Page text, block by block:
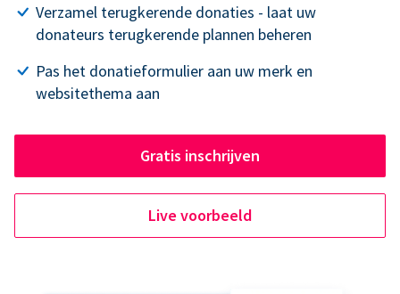
Verzamel terugkerende donaties - laat uw
donateurs terugkerende plannen beheren
Pas het donatieformulier aan uw merk en
websitethema aan
Gratis inschrijven
Live voorbeeld